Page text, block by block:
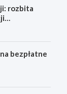
rozbita
bezpłatne